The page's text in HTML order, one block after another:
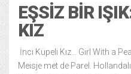
EŞSIZ BIR
KIZ
İnci Küpeli Kız… Girl With a
Meisje met de Parel.